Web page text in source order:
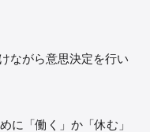
ながら意思決定を行い
に「働く」か「休む」